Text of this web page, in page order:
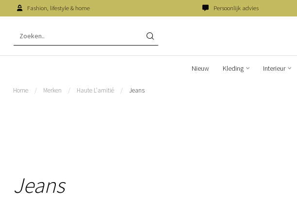
Fashion, lifestyle & home Persoonlijk advies
Nieuw Kleding Interieur
Home / Merken / Haute L'amitié / Jeans
Jeans